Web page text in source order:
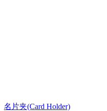
名片夹(Card Holder)